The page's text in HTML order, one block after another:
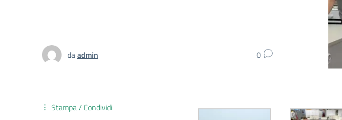
daadmin 0
Stampa / Condividi